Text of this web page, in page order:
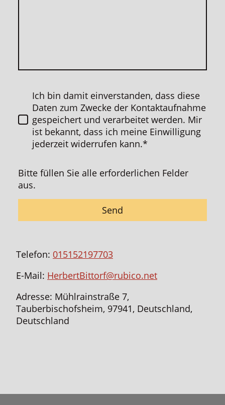
Ich bin damit einverstanden, dass diese
Daten zum Zwecke der Kontaktaufnahme
gespeichert und verarbeitet werden. Mir
ist bekannt, dass ich meine Einwilligung
jederzeit widerrufen kann.*
Bitte füllen Sie alle erforderlichen Felder
aus.
Send
Telefon: 015152197703
E-Mail: HerbertBittorf@rubico.net
Adresse: Mühlrainstraße 7,
Tauberbischofsheim, 97941, Deutschland,
Deutschland